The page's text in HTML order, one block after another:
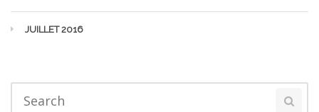
JUILLET 2016